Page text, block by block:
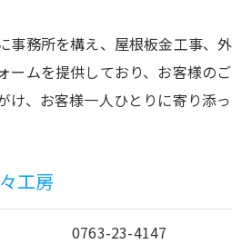
事務所を構え、屋根板金工事、
ームを提供しており、お客様の
け、お客様一人ひとりに寄り添
工房
0763-23-4147